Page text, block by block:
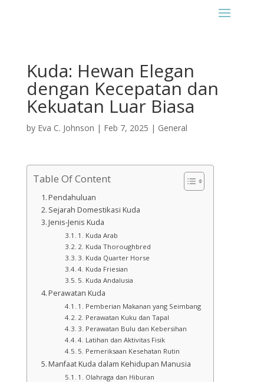
Kuda: Hewan Elegan
dengan Kecepatan dan
Kekuatan Luar Biasa
by Eva C. Johnson | Feb 7, 2025 | General
Table Of Content
Pendahuluan
Sejarah Domestikasi Kuda
Jenis-Jenis Kuda
1. Kuda Arab
2. Kuda Thoroughbred
3. Kuda Quarter Horse
4. Kuda Friesian
5. Kuda Andalusia
Perawatan Kuda
1. Pemberian Makanan yang Seimbang
2. Perawatan Kuku dan Tapal
3. Perawatan Bulu dan Kebersihan
4. Latihan dan Aktivitas Fisik
5. Pemeriksaan Kesehatan Rutin
Manfaat Kuda dalam Kehidupan Manusia
1. Olahraga dan Hiburan